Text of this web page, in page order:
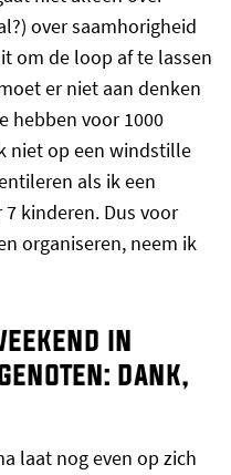
over saamhorigheid
om de loop af te lassen
er niet aan denken
hebben voor 1000
niet op een windstille
als ik een
kinderen. Dus voor
organiseren, neem ik
in
dank,
laat nog even op zich